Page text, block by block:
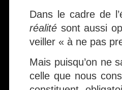
Dans le cadre de
réalité sont aussi
veiller « à ne pas
Mais puisqu’on ne
celle que nous